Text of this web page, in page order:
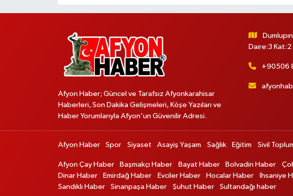
Afyon Haber; Güncel ve Tarafsız Afyonkarahisar
Haberleri, Son Dakika Gelişmeleri, Köşe Yazıları ve
Haber Yorumlarıyla Afyon'un Güvenilir Adresi.
Daire:3
+90506
Afyon Haber Spor Siyaset Asayiş Yaşam Sağlık Eğitim Sivil
Afyon Çay Haber Başmakçı Haber Bayat Haber Bolvadin Haber
Dinar Haber
Emirdağ Haber Evciler Haber Hocalar Haber İhsaniye
Sandıklı Haber
Sinanpaşa Haber Şuhut Haber Sultandağı haber